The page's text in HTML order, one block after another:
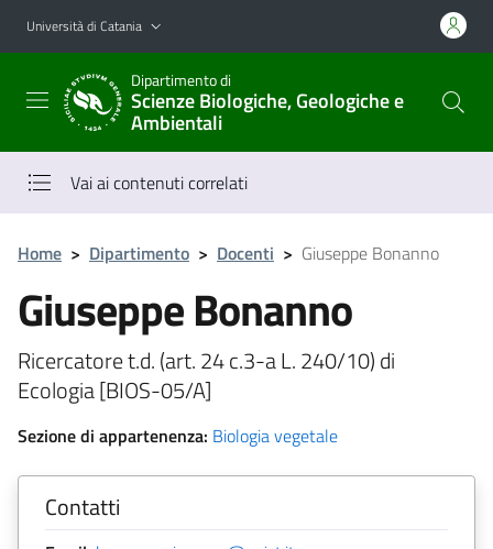
Vai al contenuto principale
Vai al menu di navigazione
Università di Catania
Dipartimento di
Scienze Biologiche, Geologiche e
Ambientali
Vai ai contenuti correlati
Home > Dipartimento > Docenti > Giuseppe Bonanno
Giuseppe Bonanno
Ricercatore t.d. (art. 24 c.3-a L. 240/10) di
Ecologia [BIOS-05/A]
Sezione di appartenenza: Biologia vegetale
Contatti